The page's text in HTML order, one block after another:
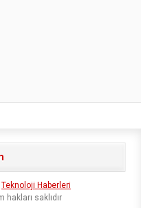
Teknoloji Haberleri
saklıdır